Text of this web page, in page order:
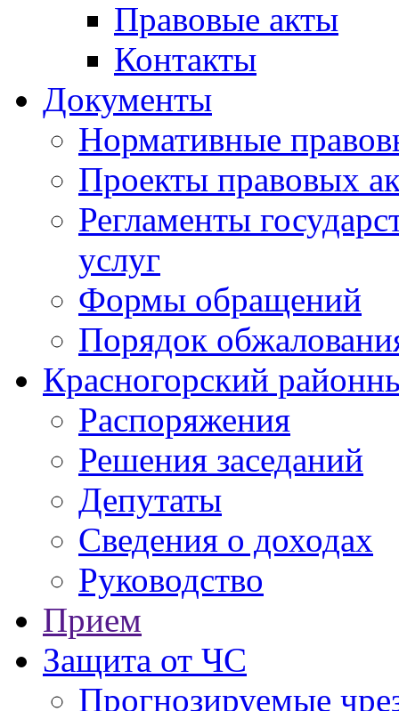
Правовые акты
Контакты
Документы
Нормативные
Проекты правовых
Регламенты
услуг
Формы обращений
Порядок
Красногорский
Распоряжения
Решения заседаний
Депутаты
Сведения о доходах
Руководство
Прием
Защита от ЧС
Прогнозируемые